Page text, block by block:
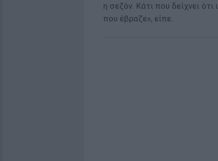
η σεζόν. Κάτι που δείχνει
που έβραζε», είπε.